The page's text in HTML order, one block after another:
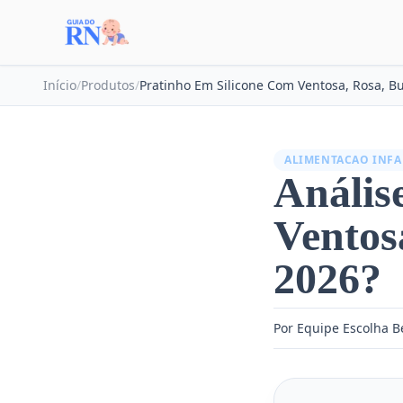
Início/Produtos/Pratinho Em Silicone Com Ventosa, Rosa,
ALIMENTACAO
2026?
Por Equipe Escolha